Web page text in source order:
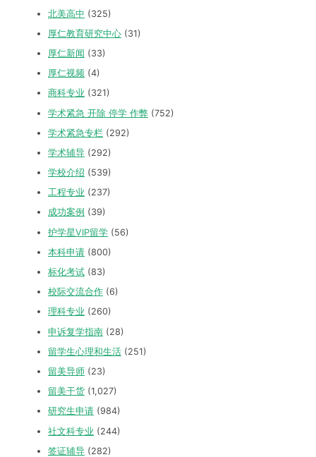
北美高中 (325)
厚仁教育研究中心 (31)
厚仁新闻 (33)
厚仁视频 (4)
商科专业 (321)
学术紧急 开除 停学 作弊 (752)
学术紧急专栏 (292)
学术辅导 (292)
学校介绍 (539)
工程专业 (237)
成功案例 (39)
护学星VIP留学 (56)
本科申请 (800)
标化考试 (83)
校际交流合作 (6)
理科专业 (260)
申诉复学指南 (28)
留学生心理和生活 (251)
留美导师 (23)
留美干货 (1,027)
研究生申请 (984)
社文科专业 (244)
签证辅导 (282)